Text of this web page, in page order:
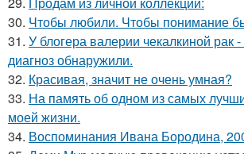
30. Чтобы любили. Чтобы понимание
31. У блогера валерии чекалкиной рак
диагноз обнаружили.
32. Красивая, значит не очень умная?
33. На память об одном из самых
моей жизни.
34. Воспоминания Ивана Бородина,